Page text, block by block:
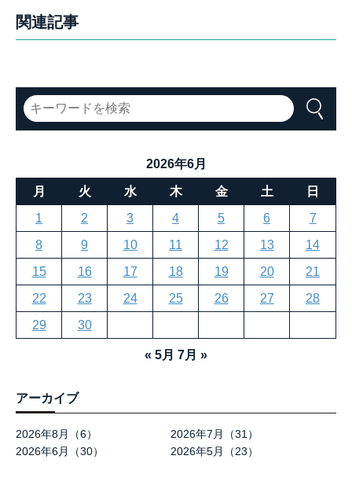
関連記事
2026年6月
月 火 水 木 金 土
日
1
2 3 4 5 6
7
8
9 10 11 12 13
14
15
16 17 18 19 20
21
22
23 24 25 26 27
28
29
30
« 5月 7月 »
アーカイブ
2026年8月（6）
2026年7月（31）
2026年6月（30）
2026年5月（23）